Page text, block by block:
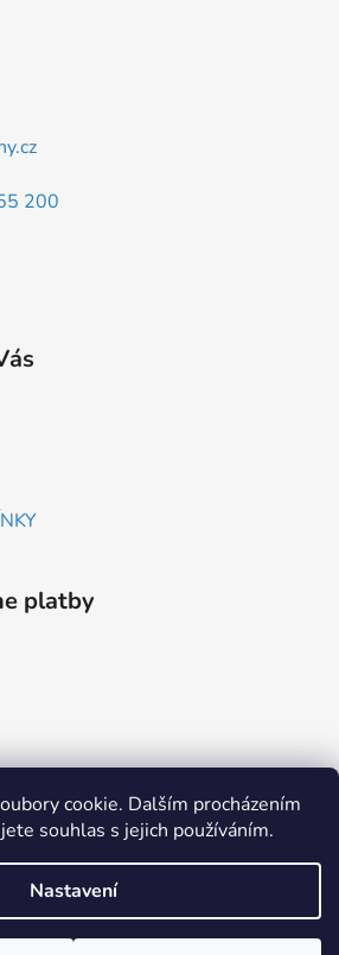
cookie. Dalším procházením
souhlas s jejich používáním.
Nastavení
200
platby
HEUREKA.CZ
Vytvořil Shoptet
www.probrany.cz. Všechna práva
vyhrazena.